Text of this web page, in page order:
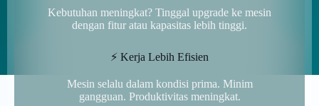
Kebutuhan meningkat? Tinggal upgrade ke mesin
dengan fitur atau kapasitas lebih tinggi.
⚡ Kerja Lebih Efisien
Mesin selalu dalam kondisi prima. Minim
gangguan. Produktivitas meningkat.